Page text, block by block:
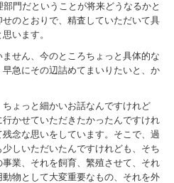
門だということが将来どうなるかと
のとおりで、精査していただいて具
います。
せん、今のところちょっと具体的な
急にその辺詰めてまいりたいと、か
ょっと細かいお話なんですけれど
かせていただきたかったんですけれ
念な思いをしています。そこで、過
しいただいたんですけれども、そち
業、それを飼育、繁殖させて、それ
物として大変重要なもの、それを外